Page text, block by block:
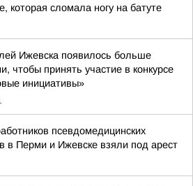
которая сломала ногу на батуте
Ижевска появилось больше
чтобы принять участие в конкурсе
инициативы»
псевдомедицинских
в Перми и Ижевске взяли под арест